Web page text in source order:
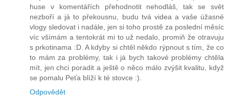
huse v komentářích přehodnotit nehodláš, tak se svět
nezboří a já to překousnu, budu tvá videa a vaše úžasné
vlogy sledovat i nadále, jen si toho prostě za poslední měsíc
víc všímám a tentokrát mi to už nedalo, promiň že otravuju
s prkotinama :D. A kdyby si chtěl někdo rýpnout s tím, že co
to mám za problémy, tak i já bych takové problémy chtěla
mít, jen chci poradit a ještě o něco málo zvýšit kvalitu, když
se pomalu Peťa blíží k té stovce :).
Odpovědět